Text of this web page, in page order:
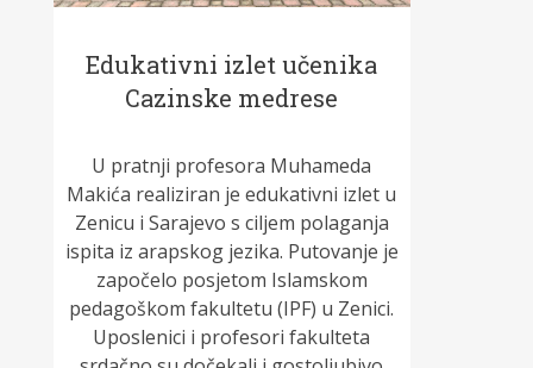
Edukativni izlet učenika
Cazinske medrese
U pratnji profesora Muhameda
Makića realiziran je edukativni izlet u
Zenicu i Sarajevo s ciljem polaganja
ispita iz arapskog jezika. Putovanje je
započelo posjetom Islamskom
pedagoškom fakultetu (IPF) u Zenici.
Uposlenici i profesori fakulteta